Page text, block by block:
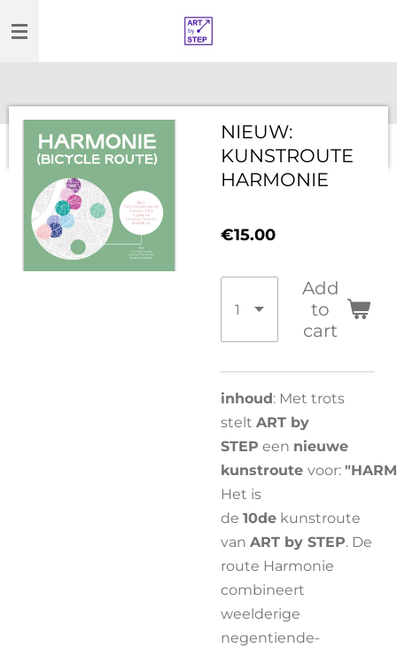
to
main
NIEUW:
KUNSTROUTE
HARMONIE
€15.00
Add
to
cart
inhoud: Met trots
stelt ART by
STEP een nieuwe
kunstroute voor:
Het is
de 10de kunstroute
van ART by STEP. De
route Harmonie
combineert
weelderige
negentiende-